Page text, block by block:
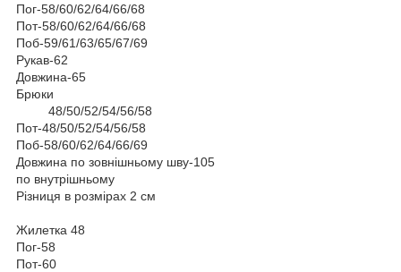
Пог-58/60/62/64/66/68
Пот-58/60/62/64/66/68
Поб-59/61/63/65/67/69
Рукав-62
Довжина-65
Брюки
48/50/52/54/56/58
Пот-48/50/52/54/56/58
Поб-58/60/62/64/66/69
Довжина по зовнішньому шву-105
по внутрішньому
Різниця в розмірах 2 см
Жилетка 48
Пог-58
Пот-60